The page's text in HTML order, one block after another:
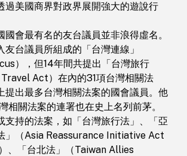
過美國商界對政界展開強大的遊說行
國會最有名的友台議員並非浪得虛名。
友台議員所組成的「台灣連線」
），但14年間共提出「台灣旅行
Act）在內的31項台灣相關法
提出最多台灣相關法案的國會議員。他
相關法案的連署也在史上名列前茅。
支持的法案，如「台灣旅行法」、「亞
」（Asia Reassurance Initiative Act
、「台北法」（Taiwan Allies